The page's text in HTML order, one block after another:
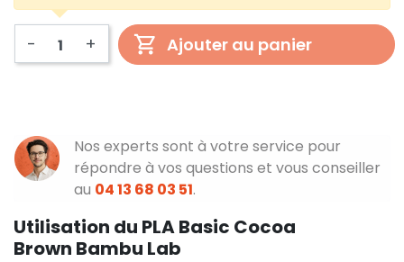
- + Ajouter au panier
Nos experts sont à votre service pour
répondre à vos questions et vous conseiller
au 04 13 68 03 51.
Utilisation du PLA Basic Cocoa
Brown Bambu Lab